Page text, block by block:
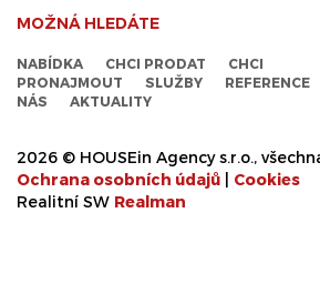
MOŽNÁ HLEDÁTE
NABÍDKA CHCI PRODAT
CHCI
PRONAJMOUT
SLUŽBY REFERENCE
NÁS
AKTUALITY
2026 © HOUSEin Agency s.r.o.,
Ochrana osobních údajů
Cookies
Realitní SW Realman